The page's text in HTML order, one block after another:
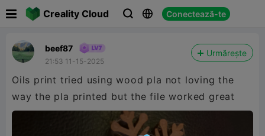
Creality Cloud   Conectează-te
beef87
21:53 11-15-2025
Urmărește
Oils print tried using wood pla not loving the
way the pla printed but the file worked great